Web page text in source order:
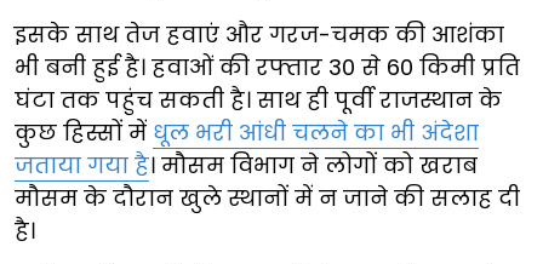
इसके साथ तेज हवाएं और गरज-चमक की आशंका
भी बनी हुई है। हवाओं की रफ्तार 30 से 60 किमी प्रति
घंटा तक पहुंच सकती है। साथ ही पूर्वी राजस्थान के
कुछ हिस्सों में धूल भरी आंधी चलने का भी अंदेशा
जताया गया है। मौसम विभाग ने लोगों को खराब
मौसम के दौरान खुले स्थानों में न जाने की सलाह दी
है।